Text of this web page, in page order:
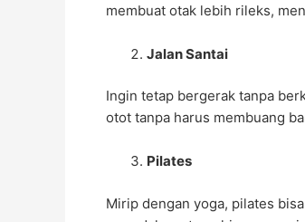
membuat otak lebih rileks,
Jalan Santai
Ingin tetap bergerak tanpa
otot tanpa harus membuang
Pilates
Mirip dengan yoga, pilates